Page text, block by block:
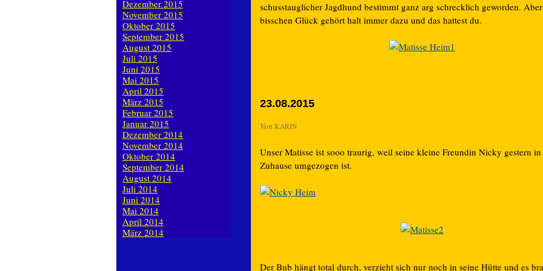
schusstauglicher Jagdhund bestimmt ganz arg schrecklich geworden.
bisschen Glück gehört halt immer dazu und das hattest du.
23.08.2015
Von KARIN
Unser Matisse ist sooo traurig, weil seine kleine Freundin Nicky gestern
Zuhause umgezogen ist.
Der Bub hängt total durch, verzieht sich nur noch in seine Hütte und es
Dezember 2015
November 2015
Oktober 2015
September 2015
August 2015
Juli 2015
Juni 2015
Mai 2015
April 2015
März 2015
Februar 2015
Januar 2015
Dezember 2014
November 2014
Oktober 2014
September 2014
August 2014
Juli 2014
Juni 2014
Mai 2014
April 2014
März 2014